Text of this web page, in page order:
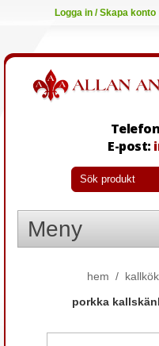
Logga in / Skapa konto
E-post:
Meny
hem / kallkök
porkka